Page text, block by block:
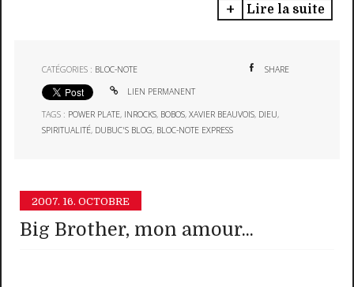
Lire la suite
CATÉGORIES : BLOC-NOTE SHARE
LIEN PERMANENT
TAGS : POWER PLATE, INROCKS, BOBOS,XAVIER BEAUVOIS, DIEU,
SPIRITUALITÉ, DUBUC'S BLOG, BLOC-NOTE EXPRESS
2007. 16. OCTOBRE
Big Brother, mon amour...